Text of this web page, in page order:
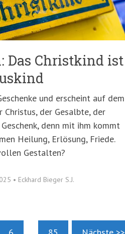
Das Christkind ist
und erscheint auf dem
Christus, der Gesalbte, der
denn mit ihm kommt
Heilung, Erlösung, Friede.
Gestalten?
• Eckhard Bieger S.J.